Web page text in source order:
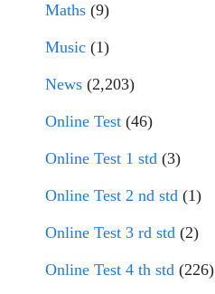
Maths (9)
Music (1)
News (2,203)
Online Test (46)
Online Test 1 std (3)
Online Test 2 nd std (1)
Online Test 3 rd std (2)
Online Test 4 th std (226)